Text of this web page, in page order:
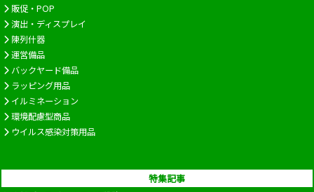
販促・POP
演出・ディスプレイ
陳列什器
運営備品
バックヤード備品
ラッピング用品
イルミネーション
環境配慮型商品
ウイルス感染対策用品
特集記事